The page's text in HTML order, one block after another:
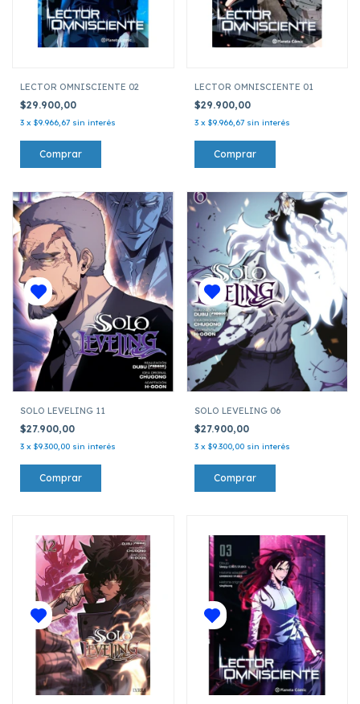
LECTOR OMNISCIENTE 02
$29.900,00
3 x $9.966,67 sin interés
LECTOR OMNISCIENTE 01
$29.900,00
3 x $9.966,67 sin interés
SOLO LEVELING 11
$27.900,00
3 x $9.300,00 sin interés
SOLO LEVELING 06
$27.900,00
3 x $9.300,00 sin interés